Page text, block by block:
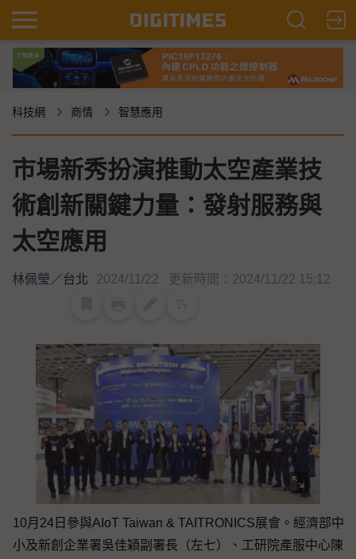
科技網 商情 智慧應用
市場新秀扮演推動太空產業技
術創新關鍵力量：發射服務與
太空應用
林佩瑩／台北 2024/11/22 更新時間：2024/11/22 15:12
10月24日參與AIoT Taiwan & TAITRONICS展會。經濟部中
小及新創企業署吳佳穎副署長（左七）、工研院產服中心陳